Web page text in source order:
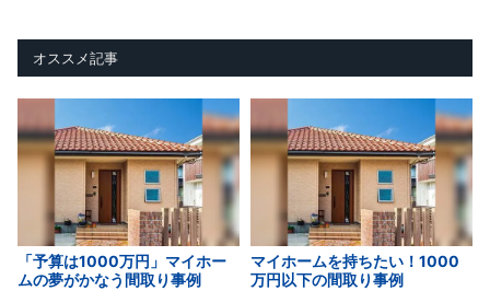
オススメ記事
「予算は1000万円」マイホー
ムの夢がかなう間取り事例
マイホームを持ちたい！1000
万円以下の間取り事例